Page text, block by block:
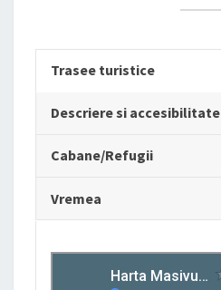
Trasee turistice
Descriere si accesibilitate
Cabane/Refugii
Vremea